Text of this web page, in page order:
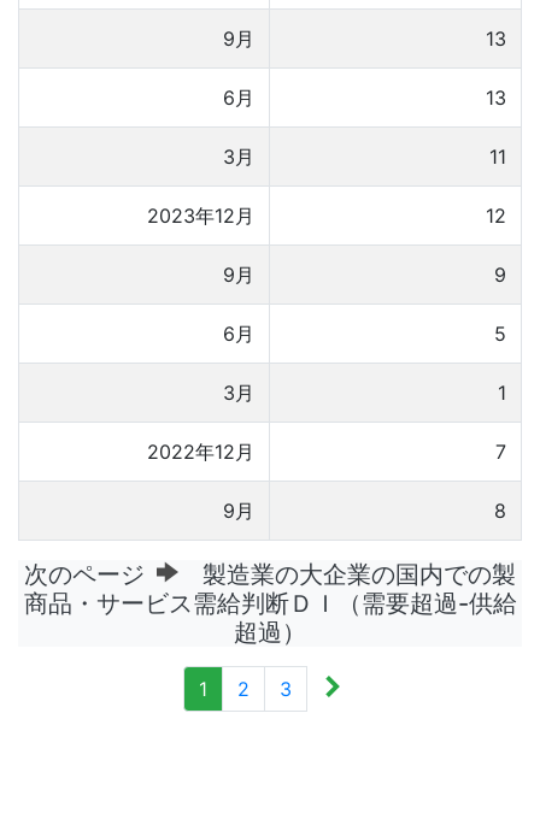
9月 13
6月 13
3月 11
2023年12月 12
9月 9
6月 5
3月 1
2022年12月 7
9月 8
次のページ
製造業の大企業の国内での製
商品・サービス需給判断ＤＩ（需要超過-供給
超過）
1 2 3